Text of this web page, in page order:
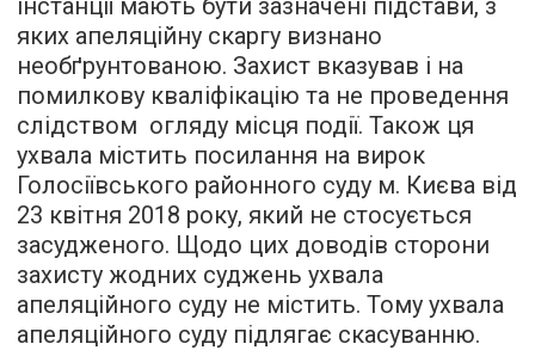
інстанції мають бути зазначені підстави, з
яких апеляційну скаргу визнано
необґрунтованою. Захист вказував і на
помилкову кваліфікацію та не проведення
слідством огляду місця події. Також ця
ухвала містить посилання на вирок
Голосіївського районного суду м. Києва від
23 квітня 2018 року, який не стосується
засудженого. Щодо цих доводів сторони
захисту жодних суджень ухвала
апеляційного суду не містить. Тому ухвала
апеляційного суду підлягає скасуванню.